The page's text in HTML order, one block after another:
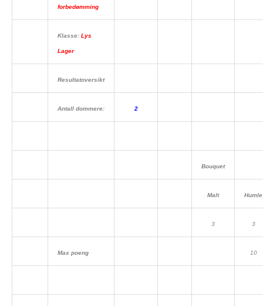
forbedømming
Klasse: Lys
Lager
Resultatoversikt
Antall dommere: 2
Bouquet
Malt Humle
3 3
Max poeng 10